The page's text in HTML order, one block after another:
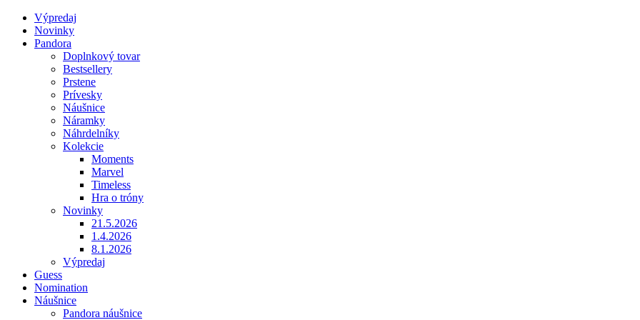
Výpredaj
Novinky
Pandora
Doplnkový tovar
Bestsellery
Prstene
Prívesky
Náušnice
Náramky
Náhrdelníky
Kolekcie
Moments
Marvel
Timeless
Hra o tróny
Novinky
21.5.2026
1.4.2026
8.1.2026
Výpredaj
Guess
Nomination
Náušnice
Pandora náušnice